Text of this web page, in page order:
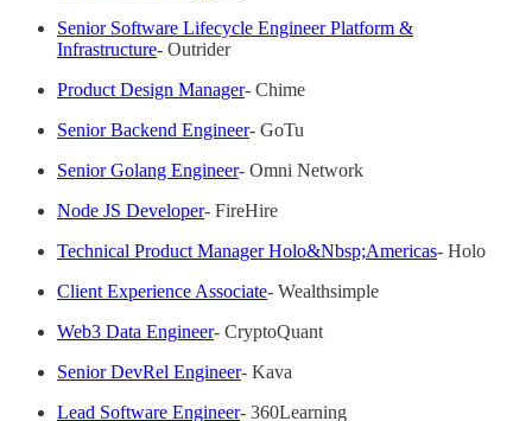
Senior Software Lifecycle Engineer Platform &
Infrastructure- Outrider
Product Design Manager- Chime
Senior Backend Engineer- GoTu
Senior Golang Engineer- Omni Network
Node JS Developer- FireHire
Technical Product Manager Holo&Nbsp;Americas- Holo
Client Experience Associate- Wealthsimple
Web3 Data Engineer- CryptoQuant
Senior DevRel Engineer- Kava
Lead Software Engineer- 360Learning